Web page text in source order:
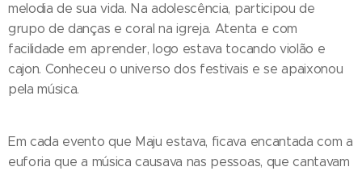
melodia de sua vida. Na adolescência, participou de
grupo de danças e coral na igreja. Atenta e com
facilidade em aprender, logo estava tocando violão e
cajon. Conheceu o universo dos festivais e se apaixonou
pela música.
Em cada evento que Maju estava, ficava encantada com a
euforia que a música causava nas pessoas, que cantavam